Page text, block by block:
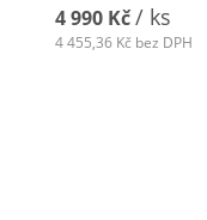
4 990 Kč/ ks
4 455,36 Kč bez DPH